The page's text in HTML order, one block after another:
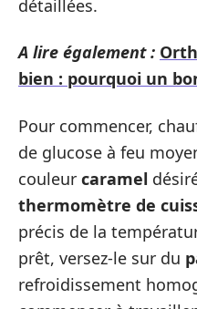
détaillées.
A lire également :
bien : pourquoi un
Pour commencer,
de glucose à feu
couleur caramel
thermomètre de
précis de la
prêt, versez-le sur du
refroidissement